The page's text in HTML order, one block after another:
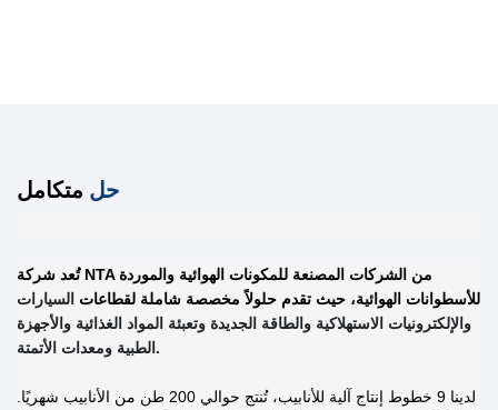
حل متكامل
تُعد شركة NTA من الشركات المصنعة للمكونات الهوائية والموردة
للأسطوانات الهوائية، حيث تقدم حلولاً مخصصة شاملة لقطاعات السيارات
والإلكترونيات الاستهلاكية والطاقة الجديدة وتعبئة المواد الغذائية والأجهزة
الطبية ومعدات الأتمتة.
لدينا 9 خطوط إنتاج آلية للأنابيب، تُنتج حوالي 200 طن من الأنابيب شهريًا.